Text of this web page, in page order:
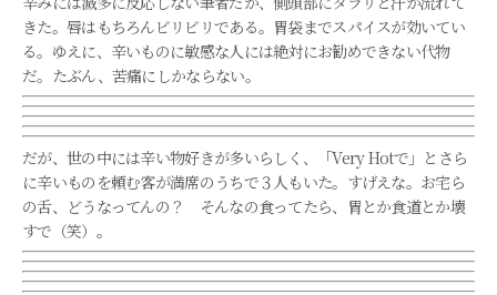
きた。唇はもちろんビリビリである。胃袋までスパイスが効いてい
る。ゆえに、辛いものに敏感な人には絶対にお勧めできない代物
だ。たぶん、苦痛にしかならない。
だが、世の中には辛い物好きが多いらしく、「Very Hotで」とさら
に辛いものを頼む客が満席のうちで３人もいた。すげえな。お宅ら
の舌、どうなってんの？ そんなの食ってたら、胃とか食道とか壊
すで（笑）。